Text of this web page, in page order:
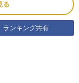
る
ランキング共有